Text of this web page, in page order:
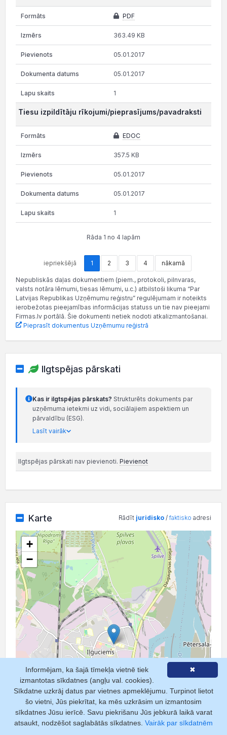
PDF
363.49 KB
05.01.2017
05.01.2017
1
Tiesu izpildītāju rīkojumi/pieprasījums/pavadraksti
EDOC
357.5 KB
05.01.2017
05.01.2017
1
Rāda 1 no 4 lapām
iepriekšējā 1 2 3 4 nākamā
Nepubliskās daļas dokumentiem (piem., protokoli, pilnvaras,
valsts notāra lēmumi, tiesas lēmumi, u.c.) atbilstoši likuma “Par
Latvijas Republikas Uzņēmumu reģistru” regulējumam ir noteikts
ierobežotas pieejamības informācijas statuss un tie nav pieejami
Firmas.lv portālā. Šie dokumenti netiek nodoti atkalizmantošanai.
Pieprasīt dokumentus Uzņēmumu reģistrā
Ilgtspējas pārskati
Kas ir ilgtspējas pārskats? Strukturēts dokuments par
uzņēmuma ietekmi uz vidi, sociālajiem aspektiem un
pārvaldību (ESG).
Lasīt vairāk
Ilgtspējas pārskati nav pievienoti. Pievienot
Karte Rādīt juridisko /faktisko adresi
+
−
✖
Informējam, ka šajā tīmekļa vietnē tiek
izmantotas sīkdatnes (angļu val. cookies).
Sīkdatne uzkrāj datus par vietnes apmeklējumu. Turpinot lietot
šo vietni, Jūs piekrītat, ka mēs uzkrāsim un izmantosim
sīkdatnes Jūsu ierīcē. Savu piekrišanu Jūs jebkurā laikā varat
atsaukt, nodzēšot saglabātās sīkdatnes. Vairāk par sīkdatnēm